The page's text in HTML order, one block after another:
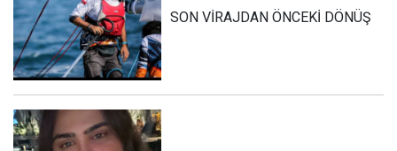
SON VİRAJDAN ÖNCEKİ DÖNÜŞ